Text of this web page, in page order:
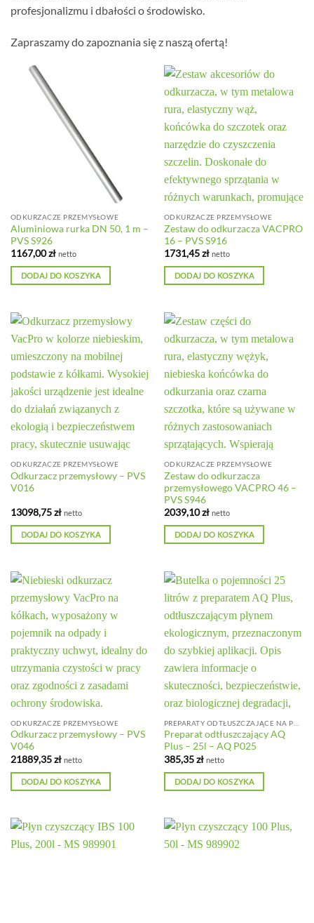
profesjonalizmu i dbałości o środowisko.
Zapraszamy do zapoznania się z naszą ofertą!
ODKURZACZE PRZEMYSŁOWE
Aluminiowa rurka DN 50, 1 m –
PVS S926
1167,00zł netto
DODAJ DO KOSZYKA
ODKURZACZE PRZEMYSŁOWE
Zestaw do odkurzacza VACPRO
16 – PVS S916
1731,45zł netto
DODAJ DO KOSZYKA
ODKURZACZE PRZEMYSŁOWE
Odkurzacz przemysłowy – PVS
V016
13098,75zł netto
DODAJ DO KOSZYKA
ODKURZACZE PRZEMYSŁOWE
Zestaw do odkurzacza
przemysłowego VACPRO 46 –
PVS S946
2039,10zł netto
DODAJ DO KOSZYKA
ODKURZACZE PRZEMYSŁOWE
Odkurzacz przemysłowy – PVS
V046
21889,35zł netto
DODAJ DO KOSZYKA
Preparat odtłuszczający AQ
Plus – 25l – AQ P025
385,35zł netto
DODAJ DO KOSZYKA